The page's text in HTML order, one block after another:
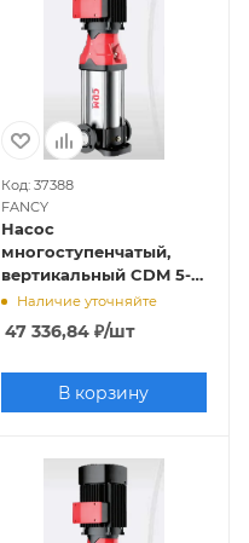
Код: 37388
FANCY
Насос
многоступенчатый,
вертикальный CDM 5-
10 (1,5кВт, 380В, 5м3/ч,
62м), FANCY
Наличие уточняйте
47 336,84₽/шт
В корзину